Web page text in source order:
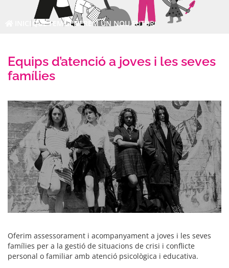
QUE FEMGENEREM UN NOU FUTUR
Equips d’atenció a joves i les seves
famílies
Oferim assessorament i acompanyament a joves i les seves
famílies per a la gestió de situacions de crisi i conflicte
personal o familiar amb atenció psicològica i educativa.